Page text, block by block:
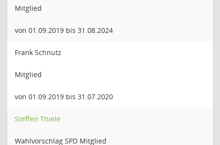
Mitglied
von 01.09.2019 bis 31.08.2024
Frank Schnutz
Mitglied
von 01.09.2019 bis 31.07.2020
Steffen Thiele
Wahlvorschlag SPD Mitglied